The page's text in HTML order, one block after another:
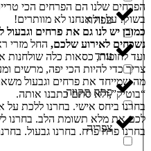
עפולה
ערד
פתח תקווה
צפריה
הפרחים שלנו הם הפרחים הכי
בשוק! על זה אנחנו לא מוותרים!
כמובן יש לנו גם את פרחים
נשכחים לאירוע שלכם,החל מזרי
ועד לחופות, כסאות כלה שולחנות
צריך כדי להיות הכי יפה, מרשים
מה שמייחד את פרחים וגבעול
“בוטיק”,ולא סתם כתבנו אותה.
בחרנו ביחס אישי. בחרנו ללכת
לכם את מלא תשומת הלב. בחרנו
בחרנו פרח פרח. בחרנו גבעול.